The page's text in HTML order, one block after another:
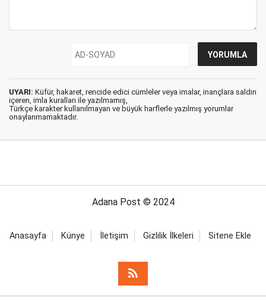
UYARI: Küfür, hakaret, rencide edici cümleler veya imalar, inançlara saldırı
içeren, imla kuralları ile yazılmamış,
Türkçe karakter kullanılmayan ve büyük harflerle yazılmış yorumlar
onaylanmamaktadır.
Adana Post © 2024
Anasayfa Künye İletişim Gizlilik İlkeleri Sitene Ekle